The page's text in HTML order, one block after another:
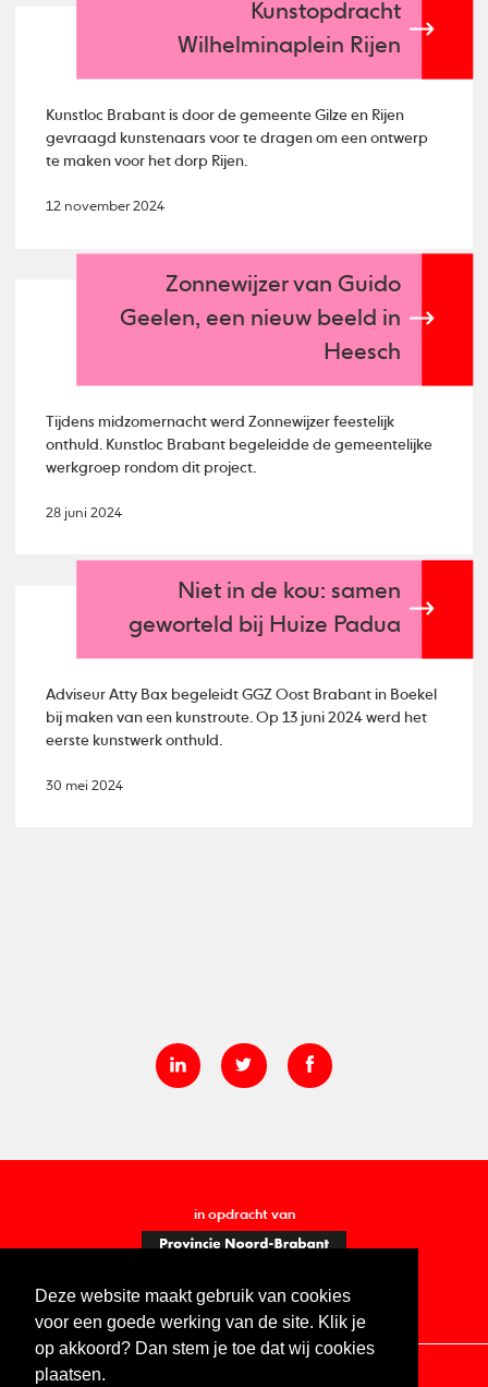
Deze website maakt gebruik van cookies
voor een goede werking van de site. Klik je
op akkoord? Dan stem je toe dat wij cookies
plaatsen.
Kunstopdracht
Wilhelminaplein Rijen
Kunstloc Brabant is door de gemeente Gilze en Rijen
gevraagd kunstenaars voor te dragen om een ontwerp
te maken voor het dorp Rijen.
12 november 2024
Zonnewijzer van Guido
Geelen, een nieuw beeld in
Heesch
Tijdens midzomernacht werd Zonnewijzer feestelijk
onthuld. Kunstloc Brabant begeleidde de gemeentelijke
werkgroep rondom dit project.
28 juni 2024
Niet in de kou: samen
geworteld bij Huize Padua
Adviseur Atty Bax begeleidt GGZ Oost Brabant in Boekel
bij maken van een kunstroute. Op 13 juni 2024 werd het
eerste kunstwerk onthuld.
30 mei 2024
in opdracht van